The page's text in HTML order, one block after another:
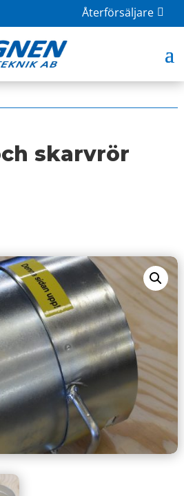
Återförsäljare
skarvrör